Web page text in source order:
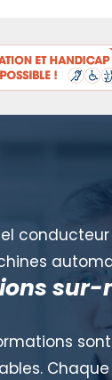
sur-